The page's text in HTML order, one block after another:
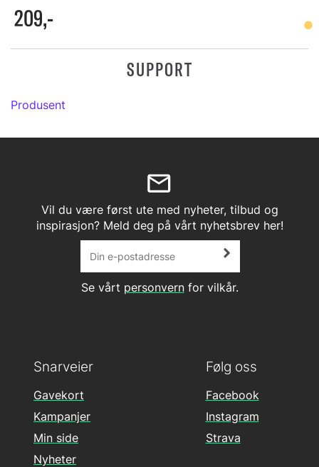
209,-
SUPPORT
Produsent
Vil du være først ute med nyheter, tilbud og
inspirasjon? Meld deg på vårt nyhetsbrev her!
Se vårt personvernfor vilkår.
Følg oss
Facebook
Instagram
Strava
Snarveier
Gavekort
Kampanjer
Min side
Nyheter